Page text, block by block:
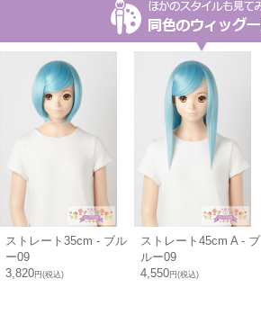
ストレート35cm - ブル
ー09
3,820円(税込)
ストレート45cm A - ブ
ルー09
4,550円(税込)